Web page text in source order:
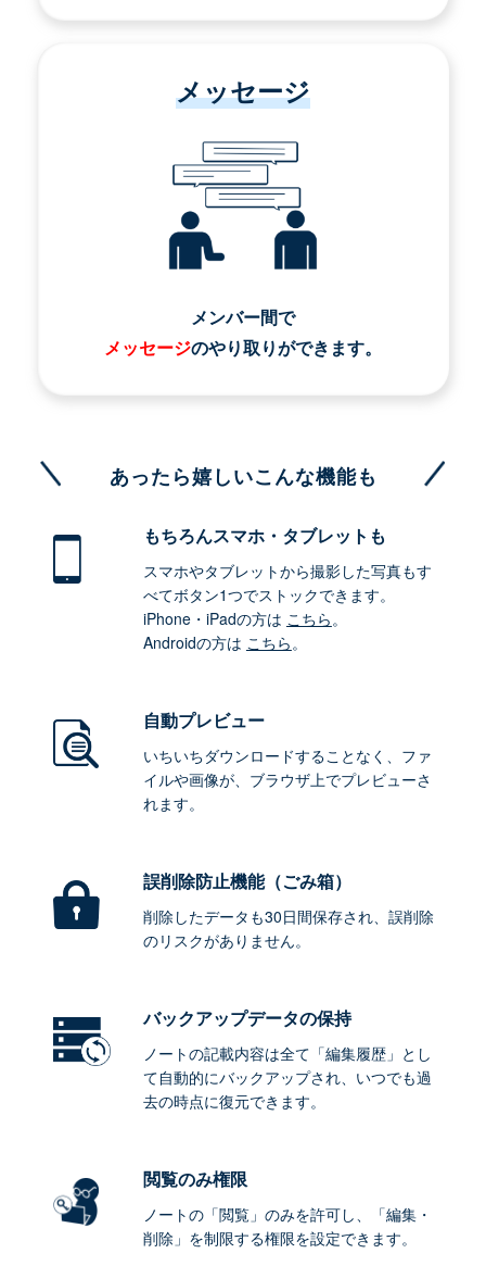
メッセージ
メンバー間で
メッセージのやり取りができます。
あったら嬉しいこんな機能も
もちろんスマホ・タブレットも
スマホやタブレットから撮影した写真もす
べてボタン1つでストックできます。
iPhone・iPadの方は こちら。
Androidの方は こちら。
自動プレビュー
いちいちダウンロードすることなく、ファ
イルや画像が、ブラウザ上でプレビューさ
れます。
誤削除防止機能（ごみ箱）
削除したデータも30日間保存され、誤削除
のリスクがありません。
バックアップデータの保持
ノートの記載内容は全て「編集履歴」とし
て自動的にバックアップされ、いつでも過
去の時点に復元できます。
閲覧のみ権限
ノートの「閲覧」のみを許可し、「編集・
削除」を制限する権限を設定できます。